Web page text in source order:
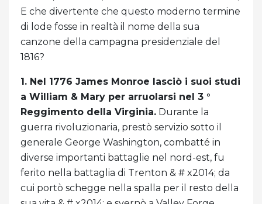
E che divertente che questo moderno termine
di lode fosse in realtà il nome della sua
canzone della campagna presidenziale del
1816?
1. Nel 1776 James Monroe lasciò i suoi studi
a William & Mary per arruolarsi nel 3 °
Reggimento della Virginia. Durante la
guerra rivoluzionaria, prestò servizio sotto il
generale George Washington, combatté in
diverse importanti battaglie nel nord-est, fu
ferito nella battaglia di Trenton & # x2014; da
cui portò schegge nella spalla per il resto della